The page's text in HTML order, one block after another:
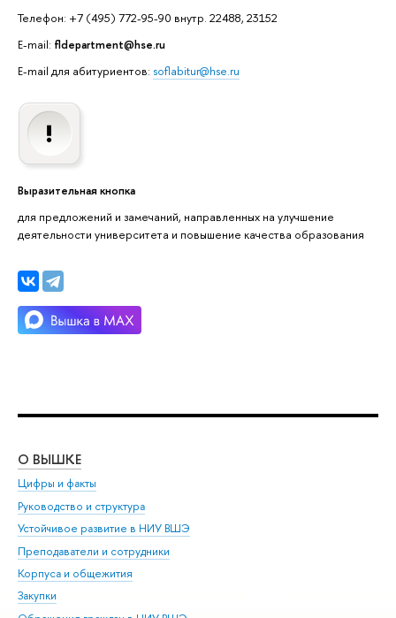
Телефон: +7 (495) 772-95-90 внутр. 22488, 23152
E-mail: fldepartment@hse.ru
E-mail для абитуриентов: soflabitur@hse.ru
Выразительная кнопка
для предложений и замечаний, направленных на улучшение
деятельности университета и повышение качества образования
О ВЫШКЕ
Цифры и факты
Руководство и структура
Устойчивое развитие в НИУ ВШЭ
Преподаватели и сотрудники
Корпуса и общежития
Закупки